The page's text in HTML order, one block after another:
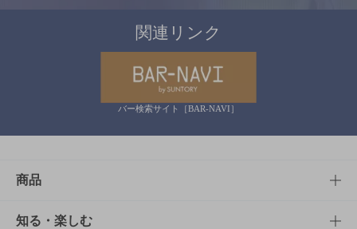
関連リンク
バー検索サイト［BAR-NAVI］
商品
商品TOP
知る・楽しむ